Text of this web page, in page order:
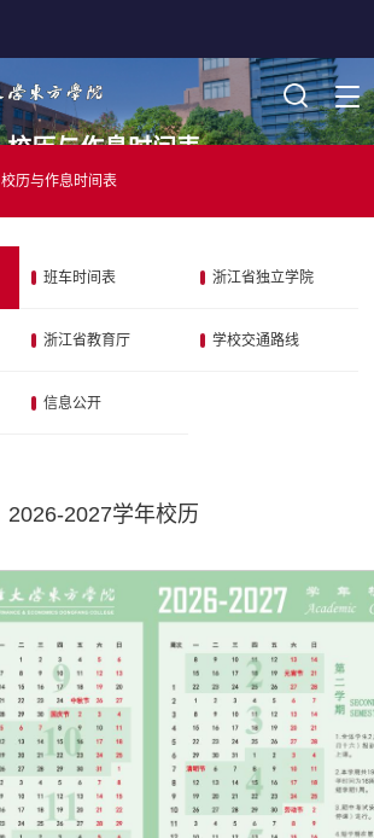
校历与作息时间表
校历与作息时间表
班车时间表 浙江省独立学院
浙江省教育厅 学校交通路线
信息公开
2026-2027学年校历